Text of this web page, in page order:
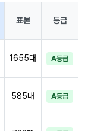
표본 등급
1655대 A등급
585대 A등급